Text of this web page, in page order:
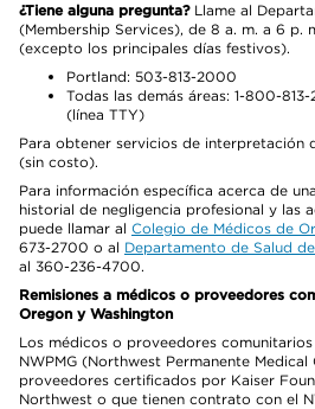
¿Tiene alguna pregunta?Llame al
(Membership Services), de 8 a. m. a 6 p.
(excepto los principales días festivos).
Portland: 503-813-2000
Todas las demás áreas: 1-800-
(línea TTY)
Para obtener servicios de interpretación
(sin costo).
Para información específica acerca de
historial de negligencia profesional y las
puede llamar al Colegio de Médicos de
673-2700 o al Departamento de Salud
al 360-236-4700.
Remisiones a médicos o proveedores
Oregon y Washington
Los médicos o proveedores
NWPMG (Northwest Permanente
proveedores certificados por Kaiser
Northwest o que tienen contrato con el